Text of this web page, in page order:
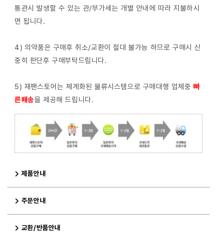
통관시 발생할 수 있는 관/부가세는 개별 안내에 따라 지불하시
면 됩니다.
4) 의약품은 구매후 취소/교환이 절대 불가능 하므로 구매시 신
중히 판단후 구매부탁드립니다.
5) 재팬스토어는 체계화된 물류시스템으로 구매대행 업체중빠
른배송을 제공해 드립니다.
제품안내
주문안내
교환/반품안내